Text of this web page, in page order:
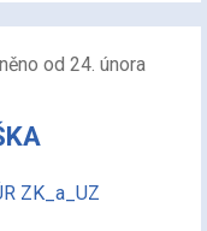
od 24. února
ZK_a_UZ